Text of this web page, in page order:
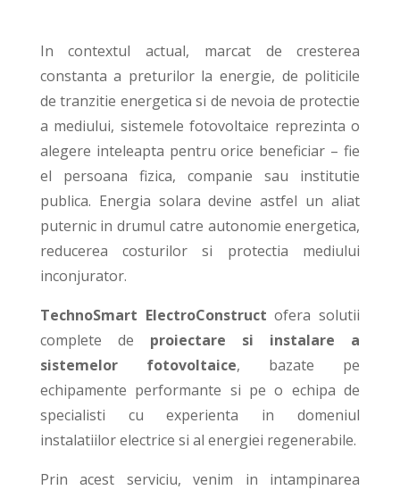
In contextul actual, marcat de cresterea
constanta a preturilor la energie, de politicile
de tranzitie energetica si de nevoia de protectie
a mediului, sistemele fotovoltaice reprezinta o
alegere inteleapta pentru orice beneficiar – fie
el persoana fizica, companie sau institutie
publica. Energia solara devine astfel un aliat
puternic in drumul catre autonomie energetica,
reducerea costurilor si protectia mediului
inconjurator.
TechnoSmart ElectroConstruct ofera solutii
complete de proiectare si instalare a
sistemelor fotovoltaice, bazate pe
echipamente performante si pe o echipa de
specialisti cu experienta in domeniul
instalatiilor electrice si al energiei regenerabile.
Prin acest serviciu, venim in intampinarea